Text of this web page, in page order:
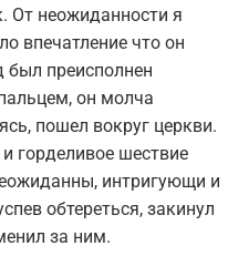
От неожиданности я
впечатление что он
был преисполнен
он молча
пошел вокруг церкви.
горделивое шествие
интригующи и
обтереться, закинул
за ним.